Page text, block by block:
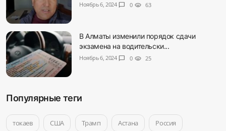
Ноябрь 6, 2024 chat_bubble 0 visibility 63
В Алматы изменили порядок сдачи
экзамена на водительски...
Ноябрь 6, 2024 chat_bubble 0 visibility 25
Популярные теги
токаев США Трамп Астана Россия